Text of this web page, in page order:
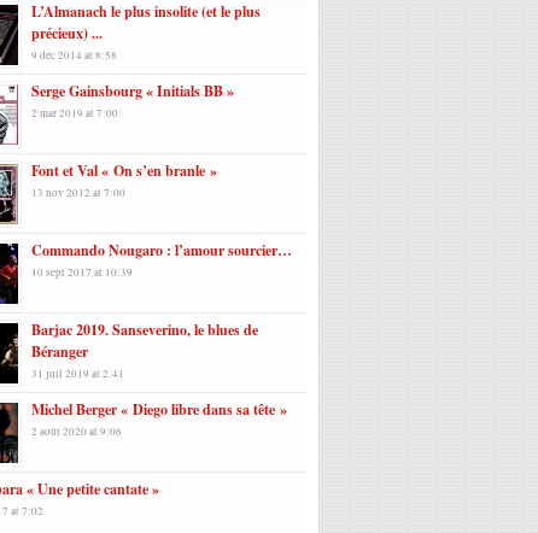
L’Almanach le plus insolite (et le plus
précieux) ...
9 déc 2014 at 8:58
Serge Gainsbourg « Initials BB »
2 mar 2019 at 7:00
Font et Val « On s’en branle »
13 nov 2012 at 7:00
Commando Nougaro : l’amour sourcier…
10 sept 2017 at 10:39
Barjac 2019. Sanseverino, le blues de
Béranger
31 juil 2019 at 2:41
Michel Berger « Diego libre dans sa tête »
2 août 2020 at 9:06
« Une petite cantate »
at 7:02